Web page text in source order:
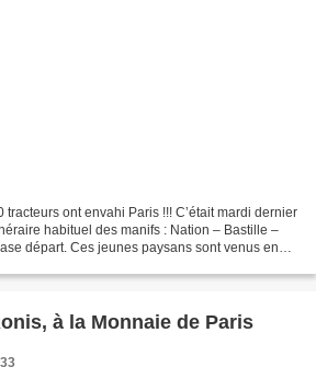
ont envahi Paris !!! C’était mardi dernier
habituel des manifs : Nation – Bastille –
départ. Ces jeunes paysans sont venus en
à la Monnaie de Paris